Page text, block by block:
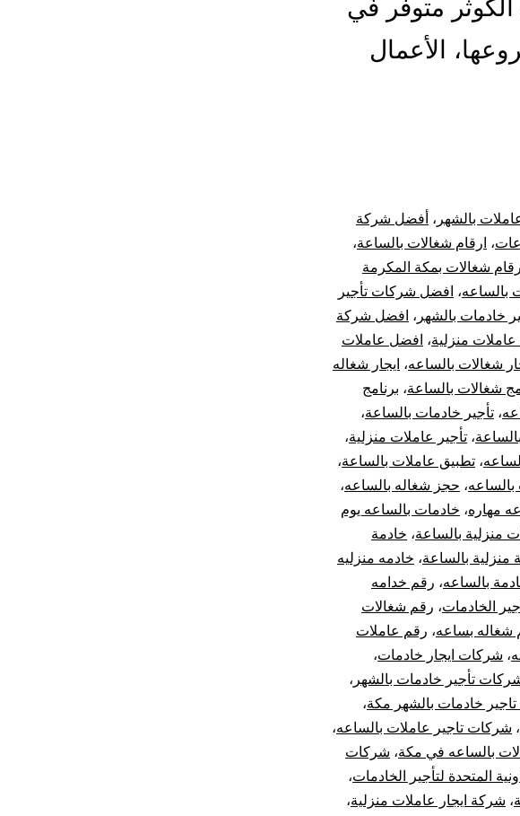
الكوثر متوفر في
الأعمال
بالشهر ، أفضل شركة
، ارقام شغالات بالساعة،
ارقام شغالات بمكة المكرمة
بالساعه، افضل شركات تأجير
خادمات بالشهر ، افضل شركة
منزلية، افضل عاملات
شغالات بالساعه، ايجار شغاله
شغالات بالساعة، برنامج
، تأجير خادمات بالساعة،
، تأجير عاملات منزلية،
، تطبيق عاملات بالساعة،
، حجز شغاله بالساعه،
مهاره، خادمات بالساعه يوم
منزلية بالساعة، خادمة
منزلية بالساعة، خادمه منزليه
بالساعه، رقم خدامه
الخادمات، رقم شغالات
شغاله بساعه، رقم عاملات
، شركات ايجار خادمات،
تأجير خادمات بالشهر ،
خادمات بالشهر مكة،
، شركات تاجير عاملات بالساعه،
بالساعه في مكة، شركات
المتحدة لتأجير الخادمات،
، شركة ايجار عاملات منزلية،